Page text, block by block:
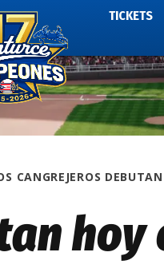
TICKETS
CANGREJEROS
hoy